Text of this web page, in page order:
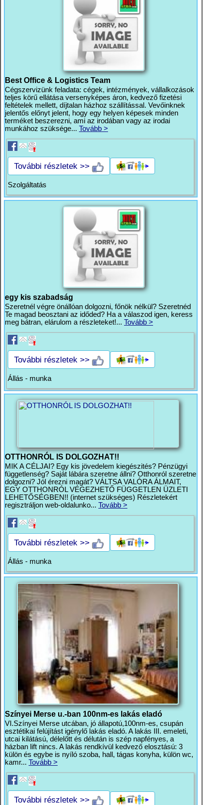
Best Office & Logistics Team
Cégszervizünk feladata: cégek, intézmények, vállalkozások
teljes körű ellátása versenyképes áron, kedvező fizetési
feltételek mellett, díjtalan házhoz szállítással. Vevőinknek
jelentős előnyt jelent, hogy egy helyen képesek minden
terméket beszerezni, ami az irodában vagy az irodai
munkához szüksége... Tovább >
További részletek >>
Szolgáltatás
egy kis szabadság
Szeretnél végre önállóan dolgozni, főnök nélkül? Szeretnéd
Te magad beosztani az időded? Ha a válaszod igen, keress
meg bátran, elárulom a részleteket!... Tovább >
További részletek >>
Állás - munka
OTTHONRÓL IS DOLGOZHAT!!
MIK A CÉLJAI? Egy kis jövedelem kiegészités? Pénzügyi
függetlenség? Saját lábára szeretne állni? Otthonról szeretne
dolgozni? Jól érezni magát? VÁLTSA VALÓRA ÁLMAIT,
EGY OTTHONRÓL VÉGEZHETŐ FÜGGETLEN ÜZLETI
LEHETŐSÉGBEN!! (internet szükséges) Részletekért
regisztráljon web-oldalunko... Tovább >
További részletek >>
Állás - munka
Színyei Merse u.-ban 100nm-es lakás eladó
VI.Színyei Merse utcában, jó állapotú,100nm-es, csupán
esztétikai felújítást igénylő lakás eladó. A lakás III. emeleti,
utcai kilátású, délelőtt és délután is szép napfényes, a
házban lift nincs. A lakás rendkívül kedvező elosztású: 3
külön és egybe is nyíló szoba, hall, tágas konyha, külön wc,
kamr... Tovább >
További részletek >>